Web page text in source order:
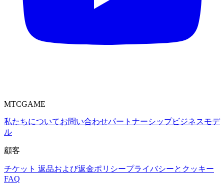
MTCGAME
私たちについてお問い合わせパートナーシップビジネスモデ
ル
顧客
チケット 返品および返金ポリシープライバシーとクッキー
FAQ